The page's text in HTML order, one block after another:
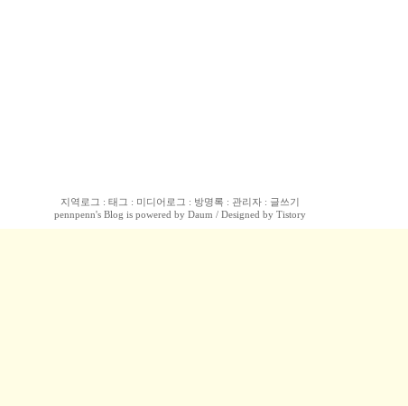
지역로그 : 태그 : 미디어로그 : 방명록 : 관리자: 글쓰기
pennpenn's Blog is powered by Daum / Designed by Tistory